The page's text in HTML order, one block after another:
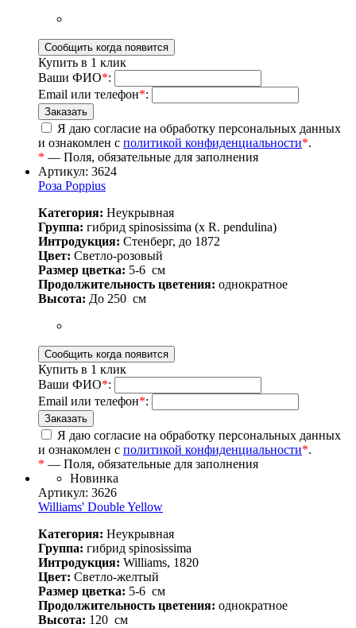
Купить в 1 клик
Ваши ФИО*:
Email или телефон*:
Я даю согласие на обработку персональных данных
и ознакомлен с политикой конфиденциальности*.
* — Поля, обязательные для заполнения
Артикул: 3624
Роза Poppius
Категория: Неукрывная
Группа: гибрид spinosissima (x R. pendulina)
Интродукция: Стенберг, до 1872
Цвет: Светло-розовый
Размер цветка: 5-6 см
Продолжительность цветения: однократное
Высота: До 250 см
Купить в 1 клик
Ваши ФИО*:
Email или телефон*:
Я даю согласие на обработку персональных данных
и ознакомлен с политикой конфиденциальности*.
* — Поля, обязательные для заполнения
Новинка
Артикул: 3626
Williams' Double Yellow
Категория: Неукрывная
Группа: гибрид spinosissima
Интродукция: Williams, 1820
Цвет: Светло-желтый
Размер цветка: 5-6 см
Продолжительность цветения: однократное
Высота: 120 см